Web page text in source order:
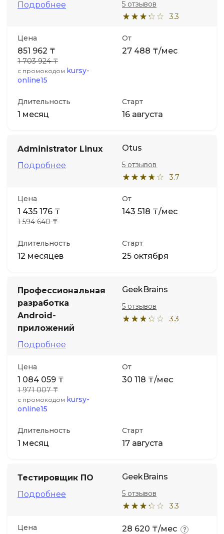
Подробнее
3.3
5 отзывов
Цена
851 962 ₸
1 703 924 ₸
с промокодом kursy-
online15
От
27 488 ₸/мес
Длительность
1 месяц
Старт
16 августа
Administrator Linux
Подробнее
Otus
3.7
5 отзывов
Цена
1 435 176 ₸
1 594 640 ₸
От
143 518 ₸/мес
Длительность
12 месяцев
Старт
25 октября
Профессиональная
разработка
Android-
приложений
Подробнее
GeekBrains
3.3
5 отзывов
Цена
1 084 059 ₸
1 971 007 ₸
с промокодом kursy-
online15
От
30 118 ₸/мес
Длительность
1 месяц
Старт
17 августа
Тестировщик ПО
Подробнее
GeekBrains
3.3
5 отзывов
Цена 28 620 ₸/мес